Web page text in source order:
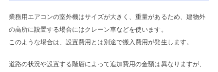
業務用エアコンの室外機はサイズが大きく、重量があるため、建物外
の高所に設置する場合にはクレーン車などを使います。
このような場合は、設置費用とは別途で搬入費用が発生します。
道路の状況や設置する階層によって追加費用の金額は異なりますが、